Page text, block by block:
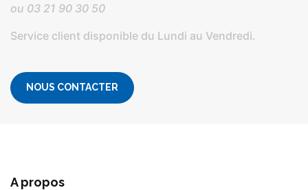
ou 03 21 90 30 50
Service client disponible du Lundi au Vendredi.
NOUS CONTACTER
A propos